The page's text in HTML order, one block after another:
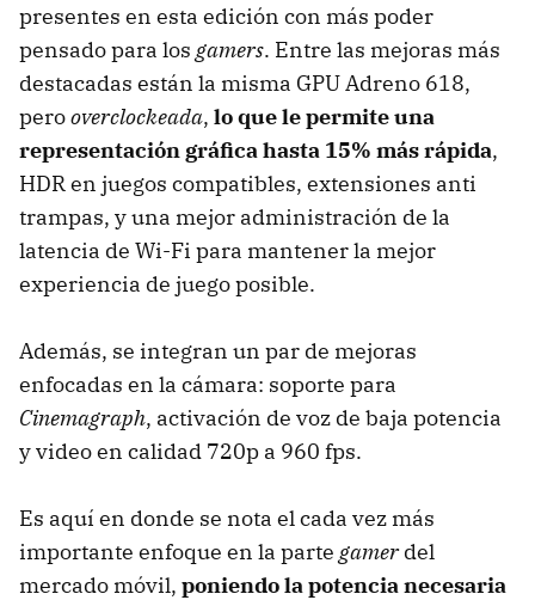
presentes en esta edición con más poder
pensado para los gamers. Entre las mejoras más
destacadas están la misma GPU Adreno 618,
perooverclockeada, lo que le permite una
representación gráfica hasta 15% más rápida,
HDR en juegos compatibles, extensiones anti
trampas, y una mejor administración de la
latencia de Wi-Fi para mantener la mejor
experiencia de juego posible.
Además, se integran un par de mejoras
enfocadas en la cámara: soporte para
Cinemagraph, activación de voz de baja potencia
y video en calidad 720p a 960 fps.
Es aquí en donde se nota el cada vez más
importante enfoque en la parte gamerdel
mercado móvil, poniendo la potencia necesaria